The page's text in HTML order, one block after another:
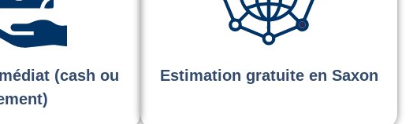
(cash ou
Estimation gratuite en Saxon